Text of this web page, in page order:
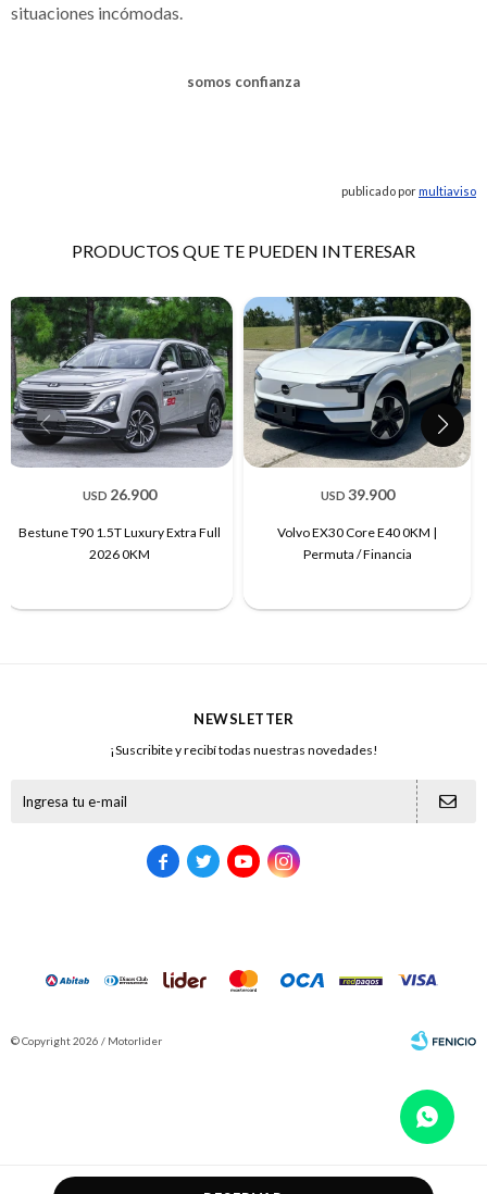
situaciones incómodas.
somos confianza
publicado pormultiaviso
PRODUCTOS QUE TE PUEDEN INTERESAR
USD 26.900
Bestune T90 1.5T Luxury Extra Full
2026 0KM
USD 39.900
Volvo EX30 Core E40 0KM |
Permuta / Financia
NEWSLETTER
¡Suscribite y recibí todas nuestras novedades!
   
© Copyright 2026 / Motorlider
Fenicio